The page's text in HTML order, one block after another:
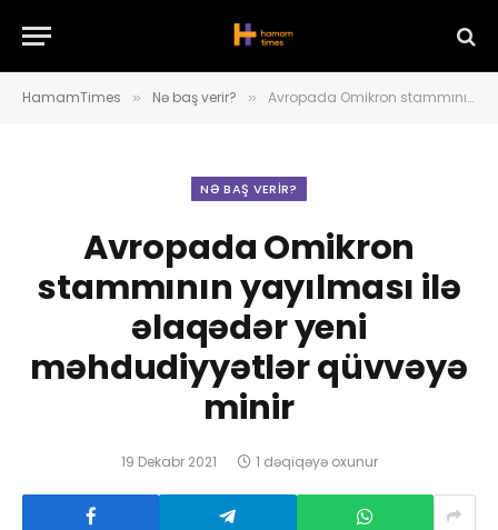
HamamTimes » Nə baş verir? » Avropada Omikron stammının yayılması ilə əlaqədər yeni məhdudiyyətlər qüvvəyə minir
NƏ BAŞ VERIR?
Avropada Omikron
stammının yayılması ilə
əlaqədər yeni
məhdudiyyətlər qüvvəyə
minir
19 Dekabr 2021 1 dəqiqəyə oxunur